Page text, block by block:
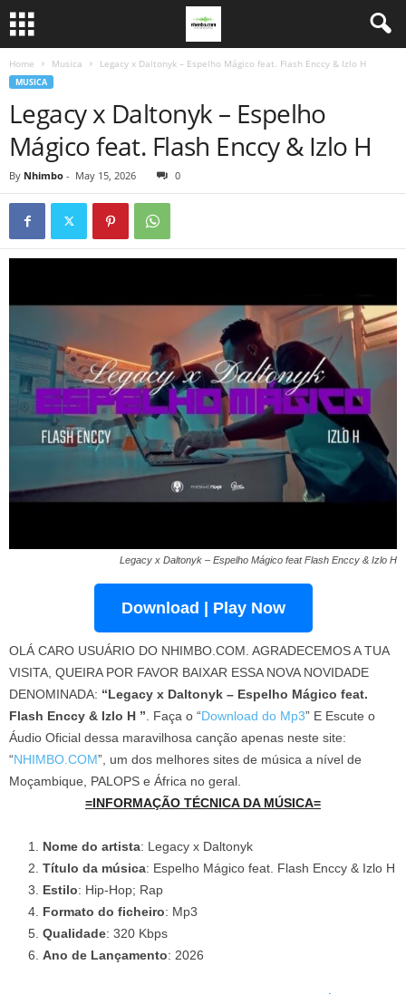
Home Musica Legacy x Daltonyk – Espelho Mágico feat. Flash Enccy & Izlo H
MUSICA
Legacy x Daltonyk – Espelho
Mágico feat. Flash Enccy & Izlo H
By Nhimbo - May 15, 2026 0
Legacy x Daltonyk – Espelho Mágico feat Flash Enccy & Izlo H
Download | Play Now
OLÁ CARO USUÁRIO DO NHIMBO.COM. AGRADECEMOS A TUA
VISITA, QUEIRA POR FAVOR BAIXAR ESSA NOVA NOVIDADE
DENOMINADA: “Legacy x Daltonyk – Espelho Mágico feat.
Flash Enccy & Izlo H ” . Faça o “Download do Mp3” E Escute o
Áudio Oficial dessa maravilhosa canção apenas neste site:
“NHIMBO.COM”, um dos melhores sites de música a nível de
Moçambique, PALOPS e África no geral.
=INFORMAÇÃO TÉCNICA DA MÚSICA=
Nome do artista: Legacy x Daltonyk
Título da música: Espelho Mágico feat. Flash Enccy & Izlo H
Estilo: Hip-Hop; Rap
Formato do ficheiro: Mp3
Qualidade: 320 Kbps
Ano de Lançamento: 2026